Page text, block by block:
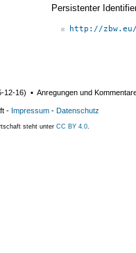
Persistenter
http://
12-16) ▪ Anregungen und
- Impressum - Datenschutz
steht unter CC BY 4.0